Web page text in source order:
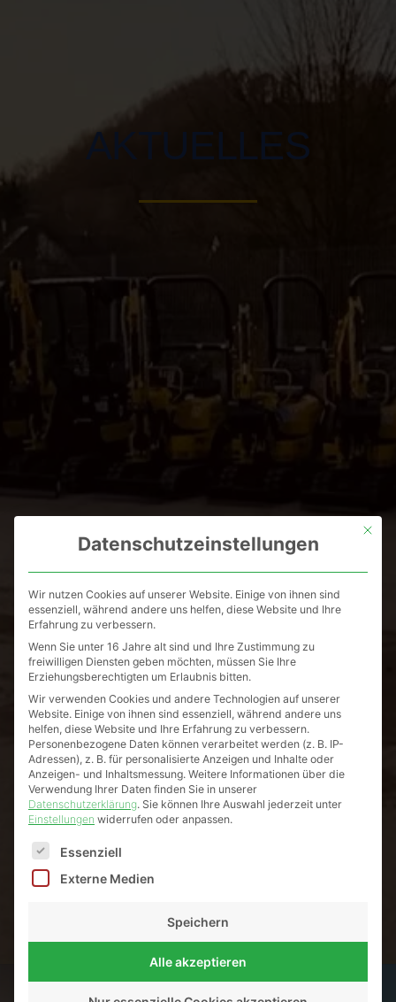
AKTUELLES
Mit
Datenschutzeinstellungen
Wir nutzen Cookies auf unserer Website. Einige von ihnen sind
essenziell, während andere uns helfen, diese Website und Ihre
Erfahrung zu verbessern.
Wenn Sie unter 16 Jahre alt sind und Ihre Zustimmung zu
freiwilligen Diensten geben möchten, müssen Sie Ihre
Erziehungsberechtigten um Erlaubnis bitten.
Wir verwenden Cookies und andere Technologien auf unserer
Website. Einige von ihnen sind essenziell, während andere uns
helfen, diese Website und Ihre Erfahrung zu verbessern.
Personenbezogene Daten können verarbeitet werden (z. B. IP-
Adressen), z. B. für personalisierte Anzeigen und Inhalte oder
Anzeigen- und Inhaltsmessung. Weitere Informationen über die
Verwendung Ihrer Daten finden Sie in unserer
Datenschutzerklärung. Sie können Ihre Auswahl jederzeit unter
Einstellungen widerrufen oder anpassen.
Es folgt eine Liste der Service-Gruppen, für die eine
Essenziell
Externe Medien
Speichern
Alle akzeptieren